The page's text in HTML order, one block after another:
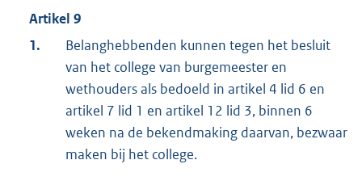
Artikel 9
1.
Belanghebbenden kunnen tegen het besluit
van het college van burgemeester en
wethouders als bedoeld in artikel 4 lid 6 en
artikel 7 lid 1 en artikel 12 lid 3, binnen 6
weken na de bekendmaking daarvan, bezwaar
maken bij het college.